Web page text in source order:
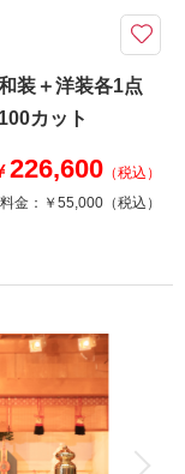
の会場からセレクト
ラン内。
（＋11,000円）でご
しています
レ仙台
を確認する
装＋洋装各1点
カット
226,600 （税込）
金： ￥55,000 （税込）
新郎衣装2着
小物一式
台紙付写真
挙式